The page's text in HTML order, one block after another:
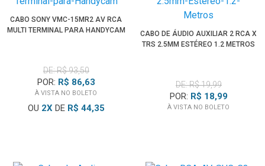
CABO SONY VMC-15MR2 AV RCA
MULTI TERMINAL PARA HANDYCAM
DE: R$ 93,50
POR: R$ 86,63
À VISTA NO BOLETO
OU 2XDE R$ 44,35
CABO DE ÁUDIO AUXILIAR 2 RCA X
TRS 2.5MM ESTÉREO 1.2 METROS
DE: R$ 19,99
POR: R$ 18,99
À VISTA NO BOLETO